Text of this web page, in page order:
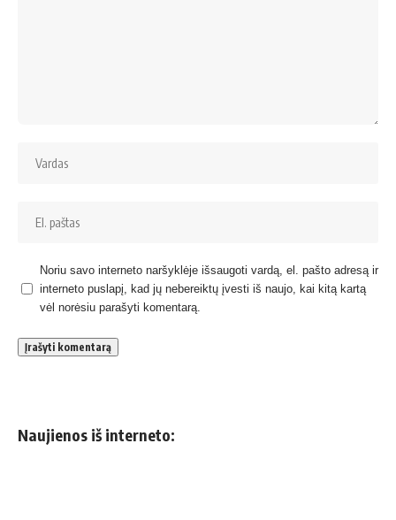
Noriu savo interneto naršyklėje išsaugoti vardą, el. pašto adresą ir
interneto puslapį, kad jų nebereiktų įvesti iš naujo, kai kitą kartą
vėl norėsiu parašyti komentarą.
Naujienos iš interneto: